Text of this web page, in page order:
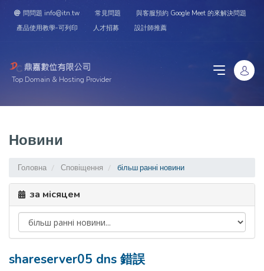
問問題 info@itn.tw 常見問題
與客服預約 Google Meet 的來解決問題
產品使用教學-可列印
人才招募 設計師推薦
Top Domain & Hosting Provider
Новини
Головна Сповіщення більш ранні новини
за місяцем
shareserver05 dns 錯誤